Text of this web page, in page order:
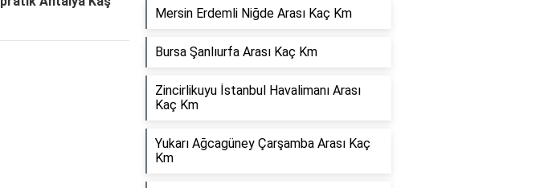
Mersin Erdemli Niğde Arası Kaç Km
Bursa Şanlıurfa Arası Kaç Km
Zincirlikuyu İstanbul Havalimanı Arası
Kaç Km
Yukarı Ağcagüney Çarşamba Arası Kaç
Km